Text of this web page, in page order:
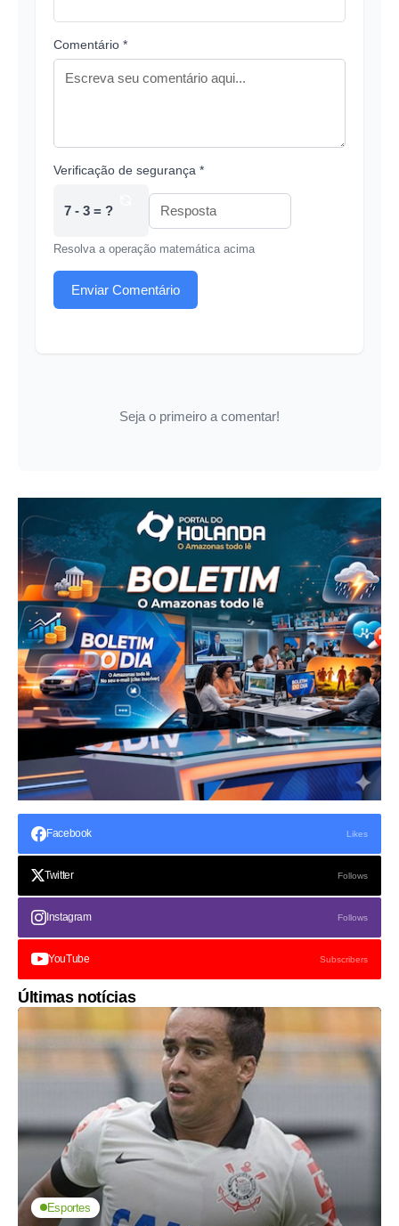
Comentário *
Verificação de segurança *
7 - 3 = ?
Resolva a operação matemática acima
Enviar Comentário
Seja o primeiro a comentar!
Facebook Likes
Twitter Follows
Instagram Follows
YouTube Subscribers
Últimas notícias
Esportes